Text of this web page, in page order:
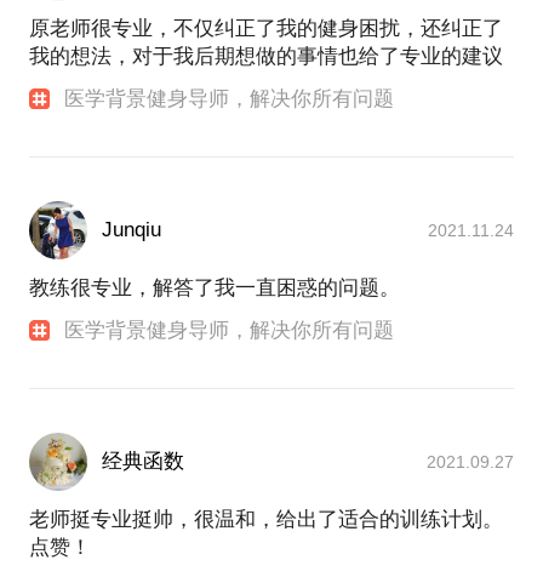
原老师很专业，不仅纠正了我的健身困扰，还纠正了
我的想法，对于我后期想做的事情也给了专业的建议
医学背景健身导师，解决你所有问题
Junqiu 2021.11.24
教练很专业，解答了我一直困惑的问题。
医学背景健身导师，解决你所有问题
经典函数 2021.09.27
老师挺专业挺帅，很温和，给出了适合的训练计划。
点赞！